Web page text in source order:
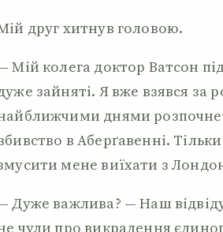
друг хитнув головою.
Мій колега доктор Ватсон
зайняті. Я вже взявся за
днями
в Аберґавенні.
мене виїхати з
Дуже важлива? — Наш
чули про викрадення